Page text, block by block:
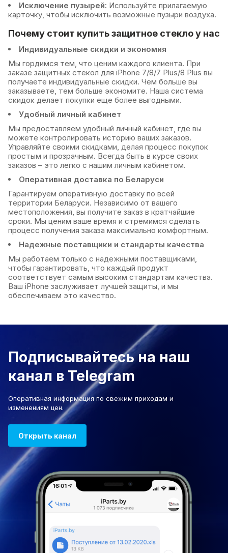
Исключение пузырей: Используйте прилагаемую
карточку, чтобы исключить возможные пузыри воздуха.
Почему стоит купить защитное стекло у нас
Индивидуальные скидки и экономия
Мы гордимся тем, что ценим каждого клиента. При
заказе защитных стекол для iPhone 7/8/7 Plus/8 Plus вы
получаете индивидуальные скидки. Чем больше вы
заказываете, тем больше экономите. Наша система
скидок делает покупки еще более выгодными.
Удобный личный кабинет
Мы предоставляем удобный личный кабинет, где вы
можете контролировать историю ваших заказов.
Управляйте своими скидками, делая процесс покупок
простым и прозрачным. Всегда быть в курсе своих
заказов – это легко с нашим личным кабинетом.
Оперативная доставка по Беларуси
Гарантируем оперативную доставку по всей
территории Беларуси. Независимо от вашего
местоположения, вы получите заказ в кратчайшие
сроки. Мы ценим ваше время и стремимся сделать
процесс получения заказа максимально комфортным.
Надежные поставщики и стандарты качества
Мы работаем только с надежными поставщиками,
чтобы гарантировать, что каждый продукт
соответствует самым высоким стандартам качества.
Ваш iPhone заслуживает лучшей защиты, и мы
обеспечиваем это качество.
Подписывайтесь на наш
канал в Telegram
Оперативная информация по свежим приходам и
изменениям цен.
Открыть канал